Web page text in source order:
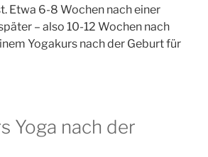
Etwa 6-8 Wochen nach einer
– also 10-12 Wochen nach
Yogakurs nach der Geburt für
Yoga nach der